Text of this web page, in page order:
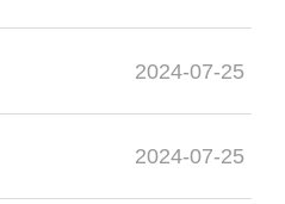
2024-07-25
2024-07-25